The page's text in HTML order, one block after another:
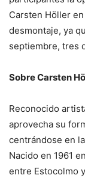
Carsten Höller
desmontaje, ya
septiembre, tres
Sobre Carsten
Reconocido
aprovecha su
centrándose en
Nacido en 1961
entre Estocolmo